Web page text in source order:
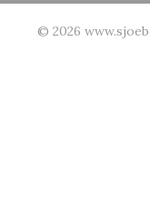
© 2026